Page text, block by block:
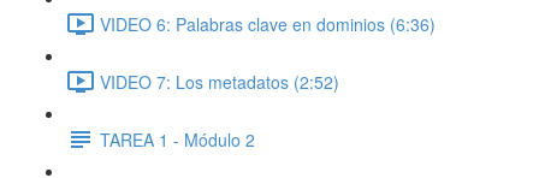
VIDEO 6: Palabras clave en dominios (6:36)
VIDEO 7: Los metadatos (2:52)
TAREA 1 - Módulo 2